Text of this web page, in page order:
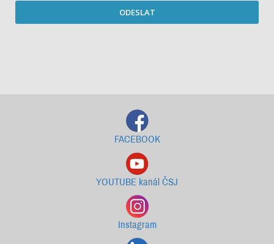
ODESLAT
FACEBOOK
YOUTUBE kanál ČSJ
Instagram